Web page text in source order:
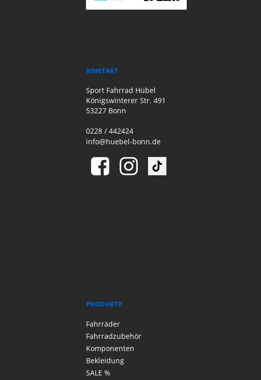
KONTAKT
Sport Fahrrad Hübel
Königswinterer Str. 491
53227 Bonn
0228 / 442424
info@huebel-bonn.de
PRODUKTE
Fahrräder
Fahrradzubehör
Komponenten
Bekleidung
SALE %